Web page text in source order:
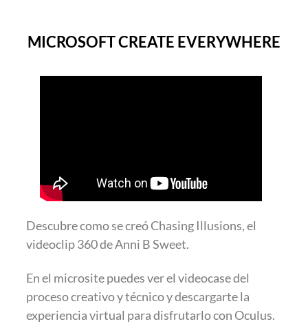
MICROSOFT CREATE EVERYWHERE
Descubre como se creó Chasing Illusions, el
videoclip 360 de Anni B Sweet.
En el microsite puedes ver el videocase del
proceso creativo y técnico y descargarte la
experiencia virtual para disfrutarlo con Oculus.